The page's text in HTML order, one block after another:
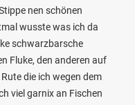
nen schönen
wusste was ich da
schwarzbarsche
Fluke, den anderen auf
die ich wegen dem
viel garnix an Fischen